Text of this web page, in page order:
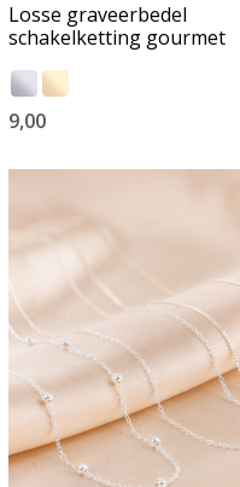
Losse graveerbedel
schakelketting gourmet
9,00